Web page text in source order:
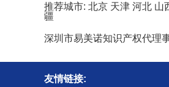
推荐城市: 北京 天津 河北 山
疆
深圳市易美诺知识产权代理
友情链接: